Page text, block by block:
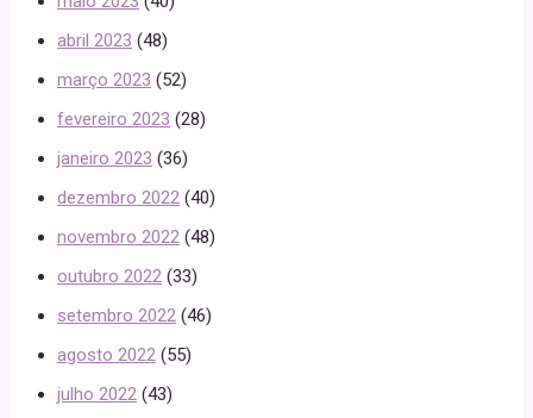
abril 2023 (48)
março 2023 (52)
fevereiro 2023 (28)
janeiro 2023 (36)
dezembro 2022 (40)
novembro 2022 (48)
outubro 2022 (33)
setembro 2022 (46)
agosto 2022 (55)
julho 2022 (43)